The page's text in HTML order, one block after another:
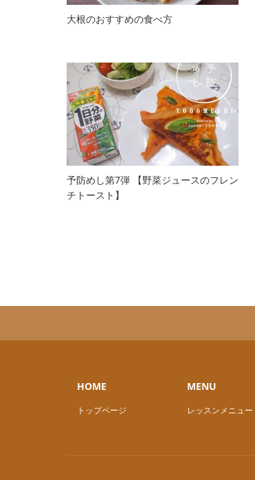
大根のおすすめの食べ方
予防めし第7弾 【野菜ジュースのフレン
チトースト】
HOME
トップページ
MENU
レッスンメニュー